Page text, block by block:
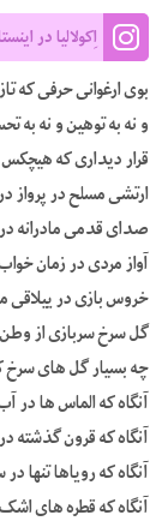
اِکولالیا در
بوی ارغوانی حرفی
و نه به توهین و نه به
قرار دیداری که
ارتشی مسلح در پرواز
صدای قدمی مادرانه در
آواز مردی در زمان
خروس بازی در ییلاقی
گل سرخ سربازی از
چه بسیار گل های سرخ
آنگاه که الماس ها در
آنگاه که قرون گذشته
آنگاه که رویاها تنها
آنگاه که قطره های اشک